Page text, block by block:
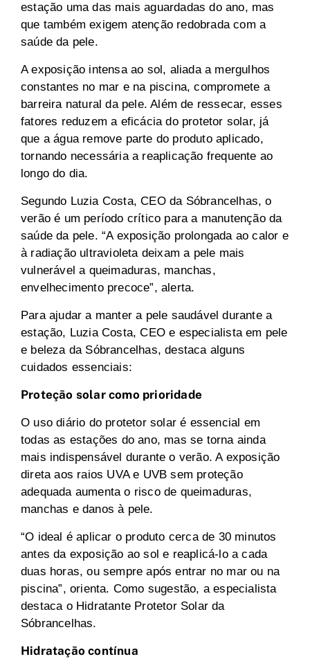
estação uma das mais aguardadas do ano, mas
que também exigem atenção redobrada com a
saúde da pele.
A exposição intensa ao sol, aliada a mergulhos
constantes no mar e na piscina, compromete a
barreira natural da pele. Além de ressecar, esses
fatores reduzem a eficácia do protetor solar, já
que a água remove parte do produto aplicado,
tornando necessária a reaplicação frequente ao
longo do dia.
Segundo Luzia Costa, CEO da Sóbrancelhas, o
verão é um período crítico para a manutenção da
saúde da pele. “A exposição prolongada ao calor e
à radiação ultravioleta deixam a pele mais
vulnerável a queimaduras, manchas,
envelhecimento precoce”, alerta.
Para ajudar a manter a pele saudável durante a
estação, Luzia Costa, CEO e especialista em pele
e beleza da Sóbrancelhas, destaca alguns
cuidados essenciais:
Proteção solar como prioridade
O uso diário do protetor solar é essencial em
todas as estações do ano, mas se torna ainda
mais indispensável durante o verão. A exposição
direta aos raios UVA e UVB sem proteção
adequada aumenta o risco de queimaduras,
manchas e danos à pele.
“O ideal é aplicar o produto cerca de 30 minutos
antes da exposição ao sol e reaplicá-lo a cada
duas horas, ou sempre após entrar no mar ou na
piscina”, orienta. Como sugestão, a especialista
destaca o Hidratante Protetor Solar da
Sóbrancelhas.
Hidratação contínua